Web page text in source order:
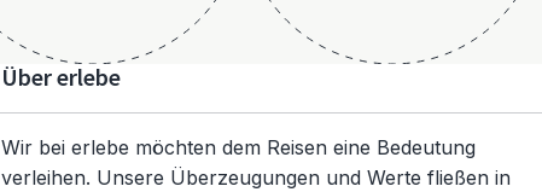
Über erlebe
Wir bei erlebe möchten dem Reisen eine Bedeutung
verleihen. Unsere Überzeugungen und Werte fließen in